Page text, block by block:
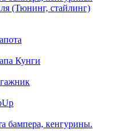
(Тюнинг, стайлинг)
Кунги
бампера, кенгурины.